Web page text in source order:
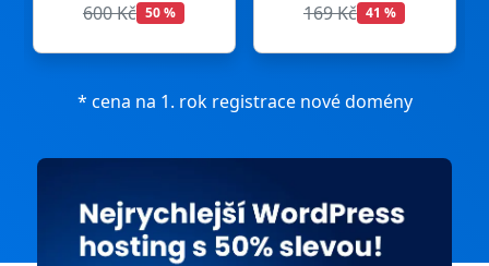
169 Kč 299 Kč
* cena na 1. rok registrace nové domény